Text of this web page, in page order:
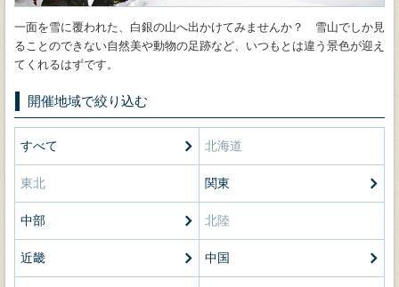
一面を雪に覆われた、白銀の山へ出かけてみませんか？ 雪山でしか見
ることのできない自然美や動物の足跡など、いつもとは違う景色が迎え
てくれるはずです。
開催地域で絞り込む
すべて 北海道
東北 関東
中部 北陸
近畿 中国